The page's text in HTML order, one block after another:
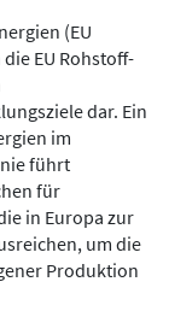
(EU
EU Rohstoff-
dar. Ein
im
führt
für
in Europa zur
um die
Produktion